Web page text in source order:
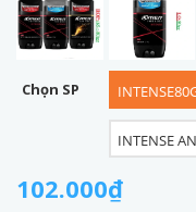
102.000₫
Chọn SP
INTENSE